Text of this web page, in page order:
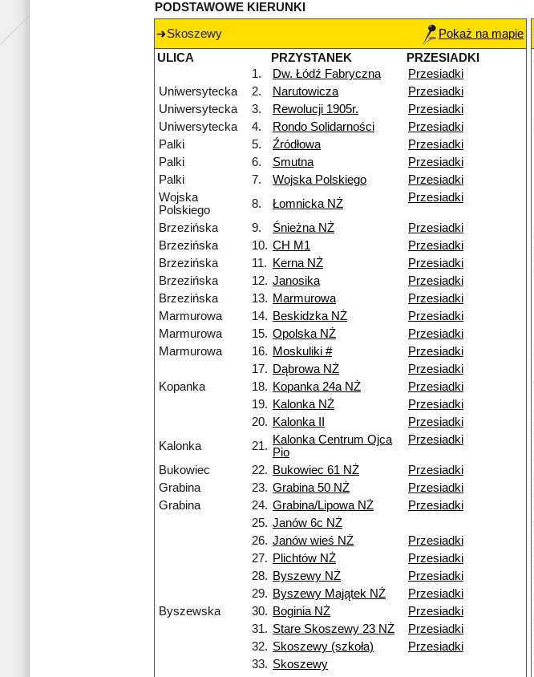
PODSTAWOWE KIERUNKI
Skoszewy
Pokaż na mapie
ULICA
PRZYSTANEK
PRZESIADKI
1.
Dw. Łódź Fabryczna
Przesiadki
Uniwersytecka
2. Narutowicza
Przesiadki
Uniwersytecka
3. Rewolucji 1905r.
Przesiadki
Uniwersytecka
4. Rondo Solidarności
Przesiadki
Palki
5. Źródłowa
Przesiadki
Palki
6. Smutna
Przesiadki
Palki
7. Wojska Polskiego
Przesiadki
Wojska
Polskiego
8. Łomnicka NŻ Przesiadki
Brzezińska 9. Śnieżna NŻ
Przesiadki
Brzezińska
10. CH M1
Przesiadki
Brzezińska
11. Kerna NŻ
Przesiadki
Brzezińska
12. Janosika
Przesiadki
Brzezińska
13. Marmurowa
Przesiadki
Marmurowa
14. Beskidzka NŻ
Przesiadki
Marmurowa
15. Opolska NŻ
Przesiadki
Marmurowa
16. Moskuliki #
Przesiadki
17. Dąbrowa NŻ
Przesiadki
Kopanka
18. Kopanka 24a NŻ
Przesiadki
19. Kalonka NŻ
Przesiadki
20. Kalonka II
Przesiadki
Kalonka
21. Kalonka Centrum Ojca
Pio
Przesiadki
Bukowiec 22. Bukowiec 61 NŻ
Przesiadki
Grabina
23. Grabina 50 NŻ
Przesiadki
Grabina
24. Grabina/Lipowa NŻ
Przesiadki
25. Janów 6c NŻ
26. Janów wieś NŻ
Przesiadki
27. Plichtów NŻ
Przesiadki
28. Byszewy NŻ
Przesiadki
29. Byszewy Majątek NŻ
Przesiadki
Byszewska
30. Boginia NŻ
Przesiadki
31. Stare Skoszewy 23 NŻ
Przesiadki
32. Skoszewy (szkoła)
Przesiadki
33. Skoszewy